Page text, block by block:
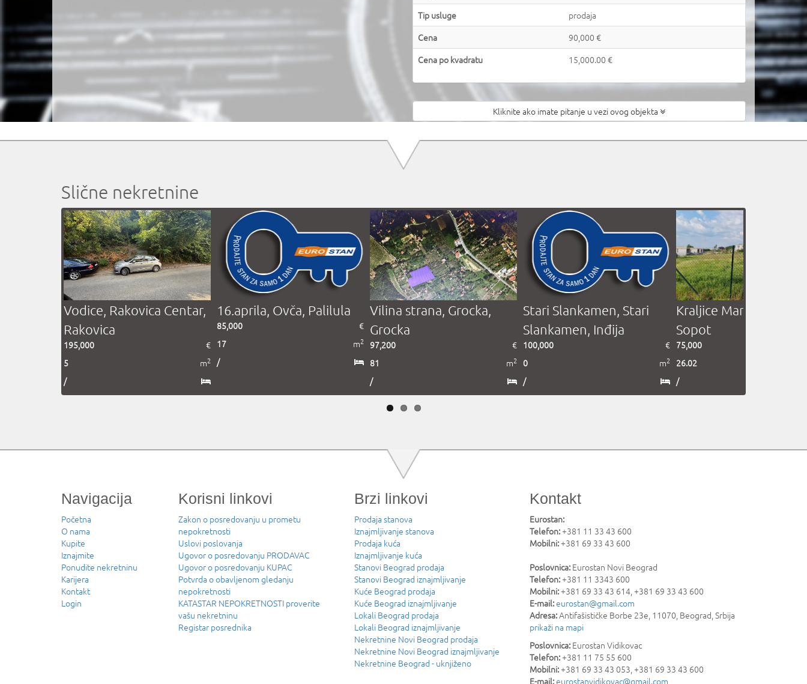
Tip usluge
prodaja
Cena
90,000 €
Cena po kvadratu
15,000.00 €
Kliknite ako imate pitanje u vezi ovog objekta
Slične nekretnine
Vodice, Rakovica Centar,
Rakovica
195,000
€
5
m2
/
16.aprila, Ovča, Palilula
85,000
€
17
m2
/
Vilina strana, Grocka,
Grocka
97,200
€
81
m2
/
Stari Slankamen, Stari
Slankamen, Inđija
100,000
€
0
m2
/
Kraljice Marije,
Sopot
75,000
26.02
/
Navigacija
Početna
O nama
Kupite
Iznajmite
Ponudite nekretninu
Karijera
Kontakt
Login
Korisni linkovi
Zakon o posredovanju u prometu
nepokretnosti
Uslovi poslovanja
Ugovor o posredovanju PRODAVAC
Ugovor o posredovanju KUPAC
Potvrda o obavljenom gledanju
nepokretnosti
KATASTAR NEPOKRETNOSTI proverite
vašu nekretninu
Registar posrednika
Brzi linkovi
Prodaja stanova
Iznajmljivanje stanova
Prodaja kuća
Iznajmljivanje kuća
Stanovi Beograd prodaja
Stanovi Beograd iznajmljivanje
Kuće Beograd prodaja
Kuće Beograd iznajmljivanje
Lokali Beograd prodaja
Lokali Beograd iznajmljivanje
Nekretnine Novi Beograd prodaja
Nekretnine Novi Beograd iznajmljivanje
Nekretnine Beograd - uknjiženo
Kontakt
Eurostan:
Telefon:+381 11 33 43 600
Mobilni:+381 69 33 43 600
Poslovnica: Eurostan Novi Beograd
Telefon:+381 11 3343 600
Mobilni:+381 69 33 43 614, +381 69 33 43 600
E-mail:eurostan@gmail.com
Adresa:Antifašističke Borbe 23e, 11070, Beograd,Srbija
prikaži na mapi
Poslovnica: Eurostan Vidikovac
Telefon:+381 11 75 55 600
Mobilni:+381 69 33 43 053, +381 69 33 43 600
E-mail:eurostanvidikovac@gmail.com